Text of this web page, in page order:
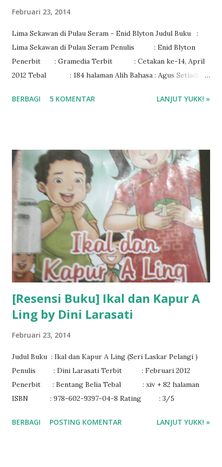
Februari 23, 2014
Lima Sekawan di Pulau Seram - Enid Blyton Judul Buku :
Lima Sekawan di Pulau Seram Penulis : Enid Blyton
Penerbit : Gramedia Terbit : Cetakan ke-14, April
2012 Tebal : 184 halaman Alih Bahasa : Agus Setiadi
BERBAGI 5 KOMENTAR LANJUT YUKK! »
[Resensi Buku] Ikal dan Kapur A
Ling by Dini Larasati
Februari 23, 2014
Judul Buku : Ikal dan Kapur A Ling (Seri Laskar Pelangi )
Penulis : Dini Larasati Terbit : Februari 2012
Penerbit : Bentang Belia Tebal : xiv + 82 halaman
ISBN : 978-602-9397-04-8 Rating : 3/5
BERBAGI POSTING KOMENTAR LANJUT YUKK! »